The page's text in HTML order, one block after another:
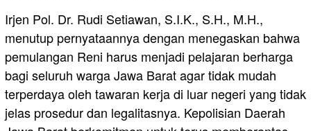
Irjen Pol. Dr. Rudi Setiawan, S.I.K., S.H., M.H.,
menutup pernyataannya dengan menegaskan bahwa
pemulangan Reni harus menjadi pelajaran berharga
bagi seluruh warga Jawa Barat agar tidak mudah
terperdaya oleh tawaran kerja di luar negeri yang tidak
jelas prosedur dan legalitasnya. Kepolisian Daerah